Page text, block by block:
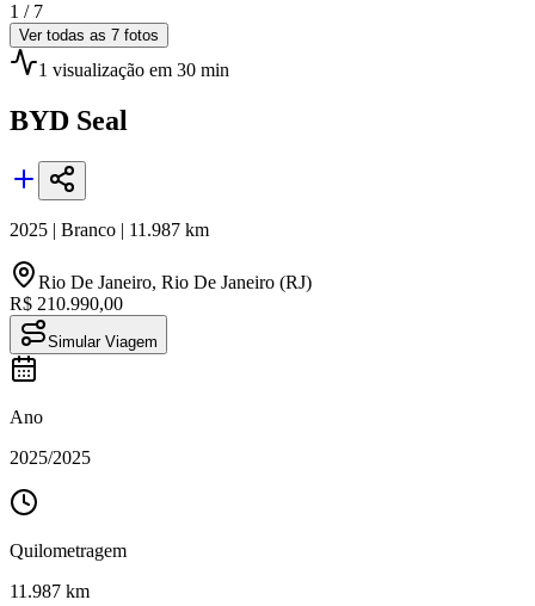
1 / 7
Ver todas as 7 fotos
1 visualização em 30 min
BYD Seal
2025 | Branco | 11.987 km
Rio De Janeiro, Rio De Janeiro (RJ)
R$ 210.990,00
Simular Viagem
Ano
2025/2025
Quilometragem
11.987 km